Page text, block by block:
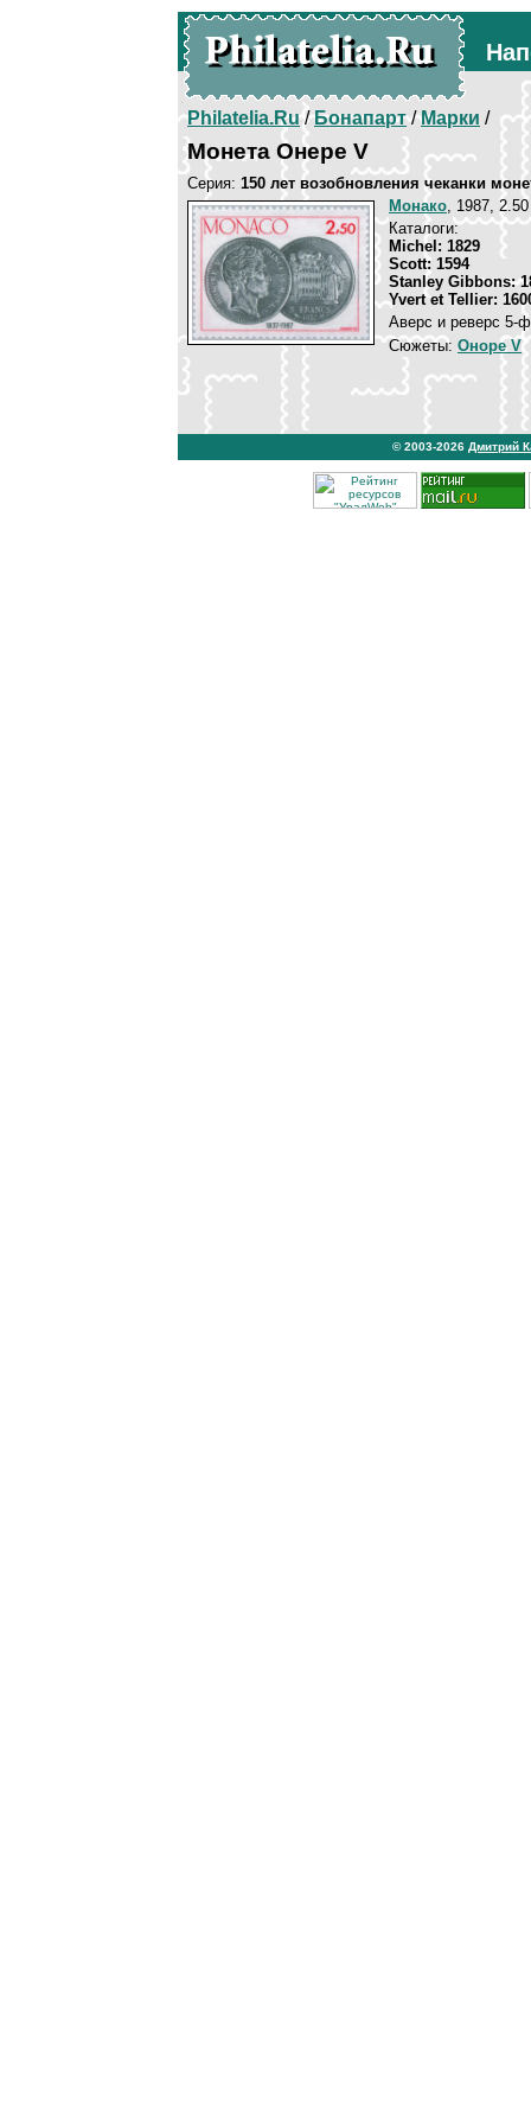
Philatelia.Ru/Бонапарт/Марки /
Монета Онере V
Серия: 150 лет возобновления чеканки
Монако, 1987,
Каталоги:
Michel: 1829
Scott: 1594
Stanley Gibbons:
Yvert et Tellier:
Аверс и реверс 5-
Сюжеты: Оноре V
© 2003-2026 Дмитрий